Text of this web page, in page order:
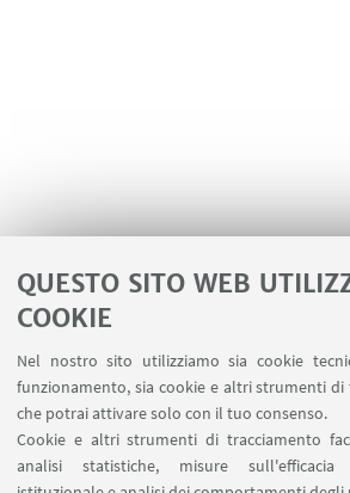
QUESTO SITO WEB
COOKIE
Nel nostro sito utilizziamo sia cookie
funzionamento, sia cookie e altri strumenti
che potrai attivare solo con il tuo consenso.
Cookie e altri strumenti di tracciamento
analisi statistiche, misure sull'efficacia
Area riservata
Contatti
SEGUI IL